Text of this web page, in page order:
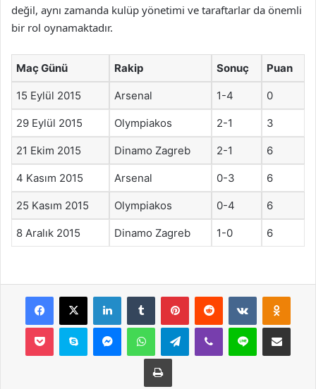
değil, aynı zamanda kulüp yönetimi ve taraftarlar da önemli
bir rol oynamaktadır.
Maç Günü Rakip Sonuç Puan
15 Eylül 2015 Arsenal 1-4 0
29 Eylül 2015 Olympiakos 2-1 3
21 Ekim 2015 Dinamo Zagreb 2-1 6
4 Kasım 2015 Arsenal 0-3 6
25 Kasım 2015 Olympiakos 0-4 6
8 Aralık 2015 Dinamo Zagreb 1-0 6
Facebook
X LinkedInTumblr PinterestReddit VKontakte
Pocket Skype MessengerWhatsAppTelegramViber Line E-Posta ile
Yazdır